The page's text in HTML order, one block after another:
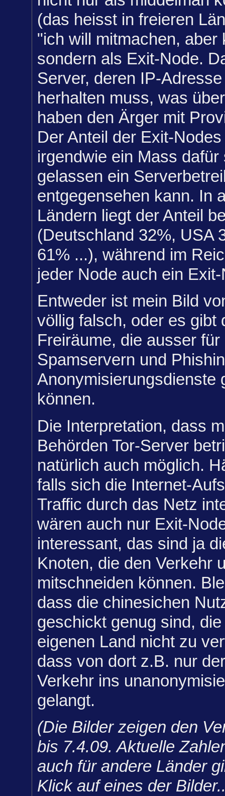
(das heisst in freieren
"ich will mitmachen, aber
sondern als Exit-Node.
Server, deren IP-
herhalten muss, was
haben den Ärger mit
Der Anteil der Exit-
irgendwie ein Mass dafür
gelassen ein
entgegensehen kann. In
Ländern liegt der Anteil
(Deutschland 32%, USA
61% ...), während im
jeder Node auch ein
Entweder ist mein Bild
völlig falsch, oder es gibt
Freiräume, die ausser
Spamservern und
Anonymisierungsdienste
können.
Die Interpretation, dass
Behörden Tor-Server
natürlich auch möglich.
falls sich die Internet-
Traffic durch das Netz
wären auch nur Exit-
interessant, das sind ja
Knoten, die den Verkehr
mitschneiden können.
dass die chinesichen
geschickt genug sind,
eigenen Land nicht zu
dass von dort z.B. nur
Verkehr ins
gelangt.
(Die Bilder zeigen den
bis 7.4.09. Aktuelle
auch für andere Länder
Klick auf eines der